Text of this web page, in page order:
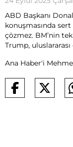
ABD Başkanı
konuşmasında sert
çözmez. BM’nin
Trump,
Ana Haber'i